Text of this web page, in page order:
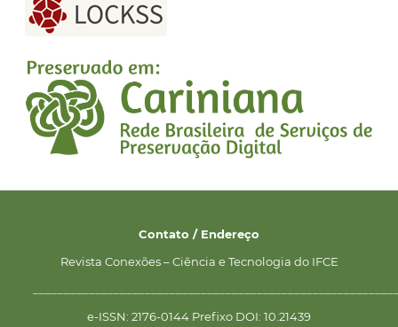
Contato / Endereço
Revista Conexões – Ciência e Tecnologia do IFCE
e-ISSN: 2176-0144 Prefixo DOI: 10.21439